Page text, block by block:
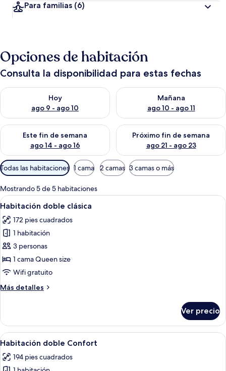
Para familias (6)
Opciones de habitación
Consulta la disponibilidad para estas fechas
Hoy
ago 9 - ago 10
Consulta la disponibilidad para hoy ago 9 - ago 10
Mañana
ago 10 - ago 11
Consulta la disponibilidad
Este fin de semana
ago 14 - ago 16
Consulta la disponibilidad para este fin de semana ago 14 -
Próximo fin de semana
ago 21 - ago 23
Consulta la disponibilidad
Filtros
disponibles
para
las
habitaciones
Todas las habitaciones 1 cama 2 camas 3 camas o más
Mostrando 5 de 5 habitaciones
Abrir
todas
las
fotos
de
Habitación
doble
Una habitación de hotel con una
6
Habitación doble clásica
172 pies cuadrados
1 habitación
3 personas
1 cama Queen size
Wifi gratuito
Más detalles
Más
doble
clásica
Ver precio
Abrir
todas
las
Una habitación de hotel con una
3
Habitación doble Confort
194 pies cuadrados